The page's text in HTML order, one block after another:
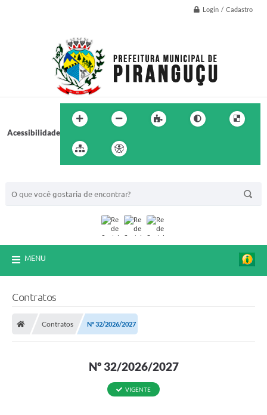
Login / Cadastro
Acessibilidade
MENU
Contratos
Contratos Nº 32/2026/2027
Nº 32/2026/2027
VIGENTE